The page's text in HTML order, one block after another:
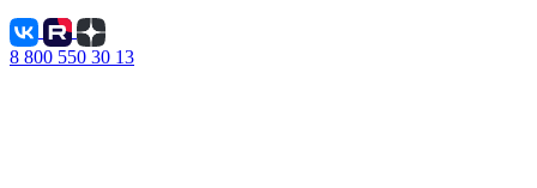
8 800 550 30 13